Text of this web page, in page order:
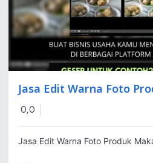
Jasa Edit Warna Foto
0,0
Jasa Edit Warna Foto Produk